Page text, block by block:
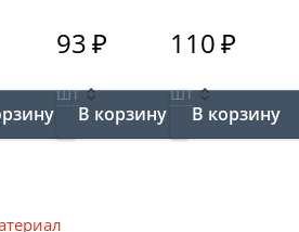
40*40*300
0 УЦЕНКА
93₽
шт
40*50*300
0 УЦЕНКА
110₽
шт